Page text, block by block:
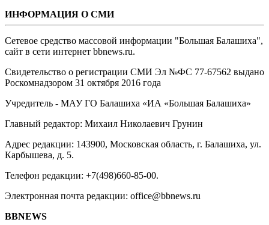
ИНФОРМАЦИЯ О СМИ
Сетевое средство массовой информации "Большая Балашиха",
сайт в сети интернет bbnews.ru.
Свидетельство о регистрации СМИ Эл №ФС ‎77-67562 выдано
Роскомнадзором 31 октября 2016 года
Учредитель - МАУ ГО Балашиха «ИА «Большая Балашиха»
Главный редактор: Михаил Николаевич Грунин
Адрес редакции: 143900, Московская область, г. Балашиха, ул.
Карбышева, д. 5.
Телефон редакции: +7(498)660-85-00.
Электронная почта редакции: office@bbnews.ru
BBNEWS